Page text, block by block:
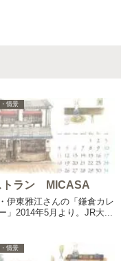
情景
トラン MICASA
伊東雅江さんの「鎌倉カレ
」2014年5月より。JR大...
情景